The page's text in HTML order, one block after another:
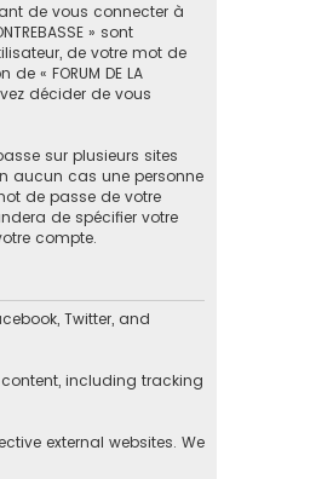
de vous connecter à
» sont
de votre mot de
« FORUM DE LA
décider de vous
sur plusieurs sites
aucun cas une personne
de passe de votre
de spécifier votre
compte.
Twitter, and
including tracking
external websites. We